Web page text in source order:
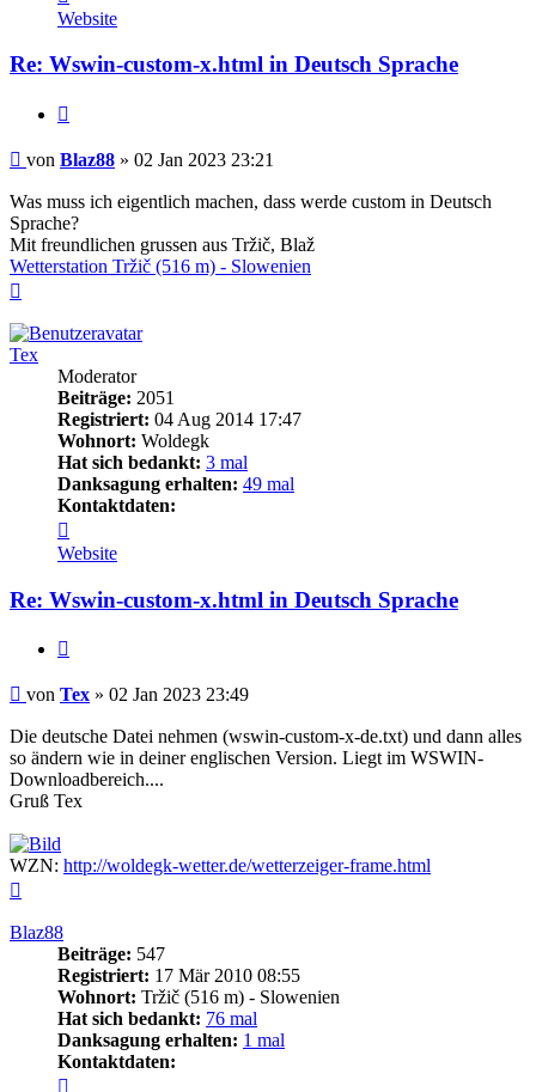
von
Blaz88
Website
Re: Wswin-custom-x.html in Deutsch Sprache
Beitrag
von Blaz88 » 02 Jan 2023 23:21
Was muss ich eigentlich machen, dass werde custom in Deutsch
Sprache?
Mit freundlichen grussen aus Tržič, Blaž
Wetterstation Tržič (516 m) - Slowenien
Tex
Moderator
Beiträge: 2051
Registriert: 04 Aug 2014 17:47
Wohnort: Woldegk
Hat sich bedankt: 3 mal
Danksagung erhalten: 49 mal
Kontaktdaten:
von
Tex
Website
Re: Wswin-custom-x.html in Deutsch Sprache
Beitrag
von Tex » 02 Jan 2023 23:49
Die deutsche Datei nehmen (wswin-custom-x-de.txt) und dann alles
so ändern wie in deiner englischen Version. Liegt im WSWIN-
Downloadbereich....
Gruß Tex
WZN: http://woldegk-wetter.de/wetterzeiger-frame.html
Blaz88
Beiträge: 547
Registriert: 17 Mär 2010 08:55
Wohnort: Tržič (516 m) - Slowenien
Hat sich bedankt: 76 mal
Danksagung erhalten: 1 mal
Kontaktdaten: